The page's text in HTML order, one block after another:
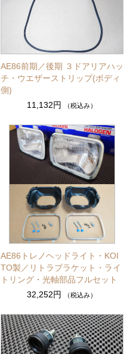
AE86前期／後期 ３ドアリアハッ
チ・ウエザーストリップ(ボディ
側)
11,132円
（税込み）
AE86トレノヘッドライト・KOI
TO製／リトラブラケット・ライ
トリング・光軸部品フルセット
32,252円
（税込み）